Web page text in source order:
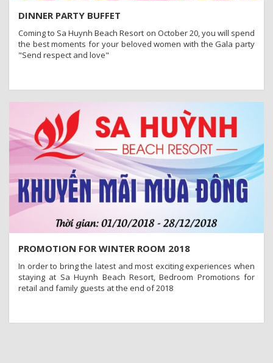
DINNER PARTY BUFFET
Coming to Sa Huynh Beach Resort on October 20, you will spend
the best moments for your beloved women with the Gala party
"Send respect and love"
PROMOTION FOR WINTER ROOM 2018
In order to bring the latest and most exciting experiences when
staying at Sa Huynh Beach Resort, Bedroom Promotions for
retail and family guests at the end of 2018